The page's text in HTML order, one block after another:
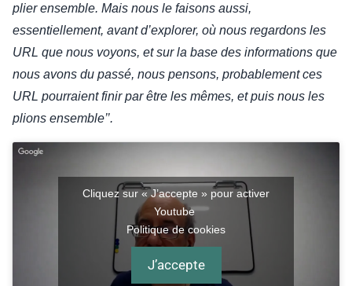
plier ensemble. Mais nous le faisons aussi,
essentiellement, avant d’explorer, où nous regardons les
URL que nous voyons, et sur la base des informations que
nous avons du passé, nous pensons, probablement ces
URL pourraient finir par être les mêmes, et puis nous les
plions ensemble’’.
Cliquez sur « J’accepte » pour activer
Youtube
Politique de cookies
J’accepte